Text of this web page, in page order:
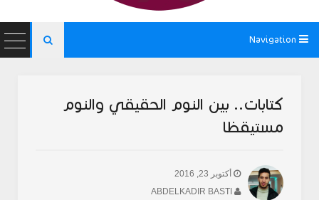

كتابات.. بين النوم الحقيقي والنوم
مستيقظا
أكتوبر 23, 2016